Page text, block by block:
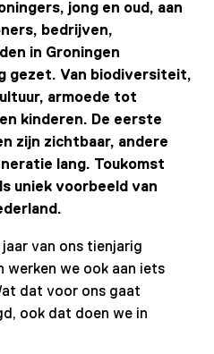
jong en oud, aan
bedrijven,
in Groningen
gezet. Van biodiversiteit,
armoede tot
kinderen. De eerste
zijn zichtbaar, andere
lang. Toukomst
uniek voorbeeld van
van ons tienjarig
werken we ook aan iets
dat voor ons gaat
ook dat doen we in